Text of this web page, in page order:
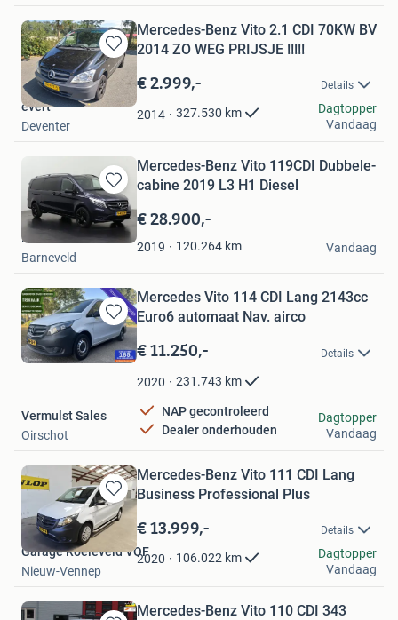
Bewaren
in
Mijn
Favorieten
Mercedes-Benz Vito 2.1 CDI 70KW BV
2014 ZO WEG PRIJSJE !!!!!
€ 2.999,- Details
2014 327.530 km
evert
Deventer
Dagtopper
Vandaag
Bewaren
in
Mijn
Favorieten
Mercedes-Benz Vito 119CDI Dubbele-
cabine 2019 L3 H1 Diesel
€ 28.900,-
2019 120.264 km
Dutchvans.com
Barneveld
Vandaag
Bewaren
in
Mijn
Favorieten
Mercedes Vito 114 CDI Lang 2143cc
Euro6 automaat Nav. airco
€ 11.250,- Details
2020 231.743 km
NAP gecontroleerd
Dealer onderhouden
Vermulst Sales
Oirschot
Dagtopper
Vandaag
Bewaren
in
Mijn
Favorieten
Mercedes-Benz Vito 111 CDI Lang
Business Professional Plus
€ 13.999,- Details
2020 106.022 km
Garage Roeleveld VOF
Nieuw-Vennep
Dagtopper
Vandaag
Mercedes-Benz Vito 110 CDI 343